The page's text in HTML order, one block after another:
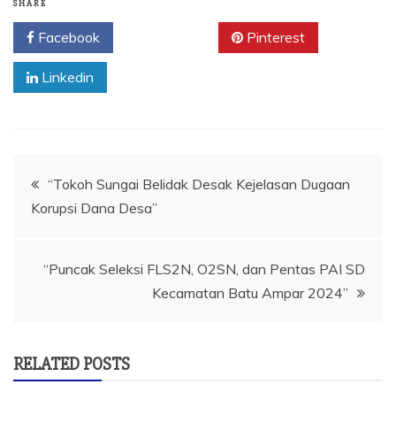
SHARE
Facebook Pinterest
Linkedin
Navigasi
“Tokoh Sungai Belidak Desak Kejelasan Dugaan
Korupsi Dana Desa”
“Puncak Seleksi FLS2N, O2SN, dan Pentas PAI SD
Kecamatan Batu Ampar 2024”
RELATED POSTS